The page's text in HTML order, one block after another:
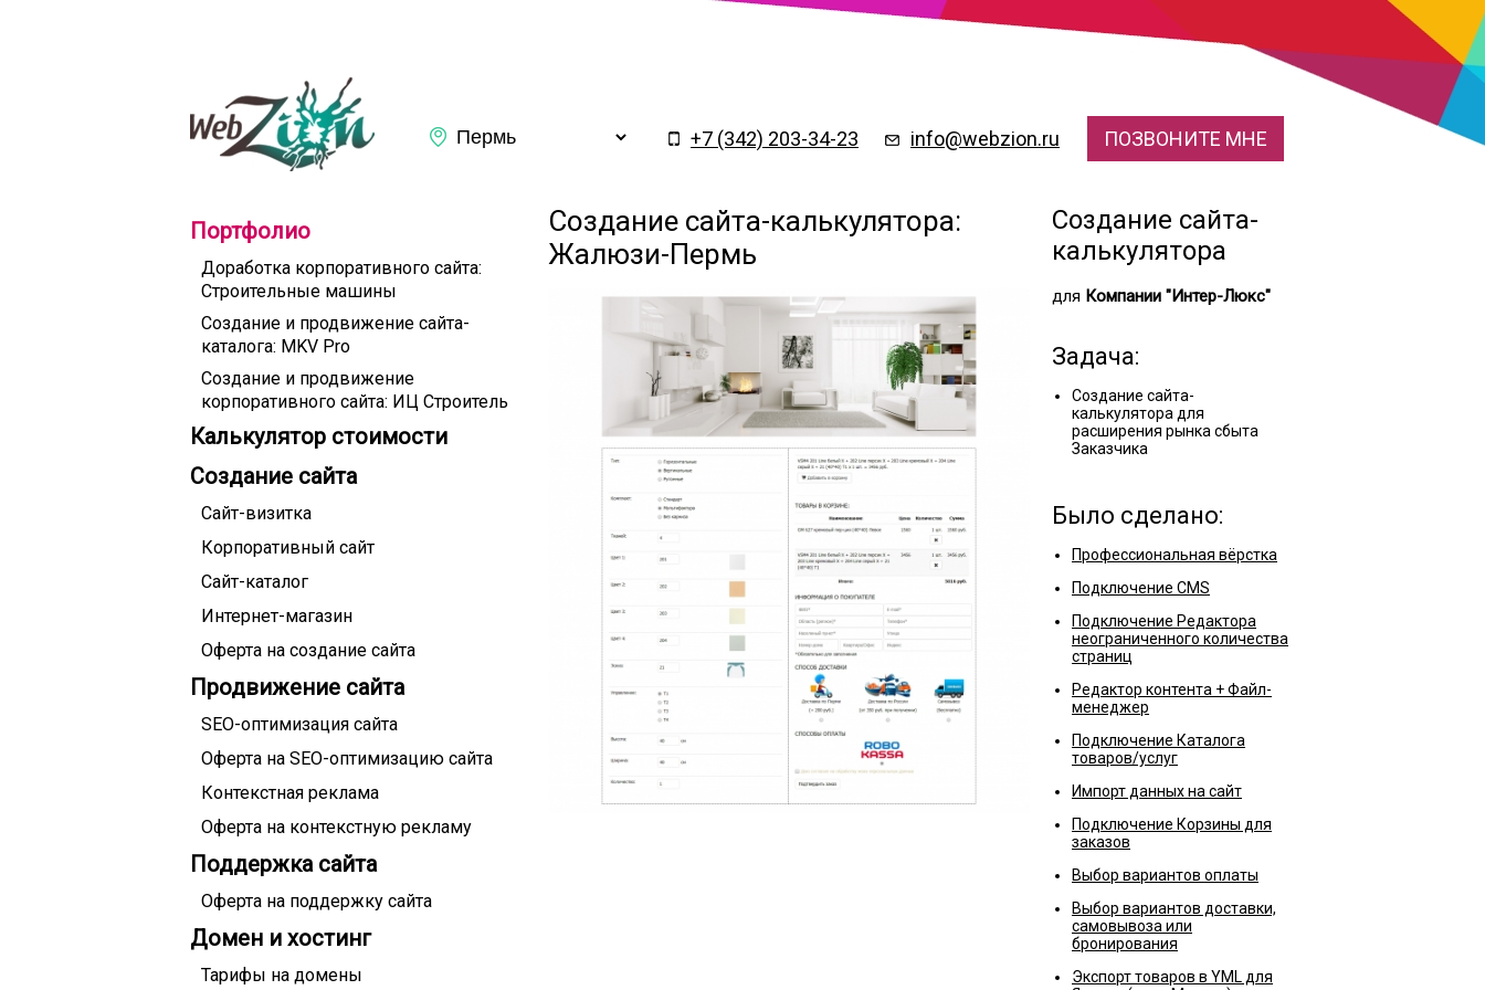
+7 (342) 203-34-23 info@webzion.ru ПОЗВОНИТЕ МНЕ
Портфолио
Доработка корпоративного сайта:
Строительные машины
Создание и продвижение сайта-
каталога: MKV Pro
Создание и продвижение
корпоративного сайта: ИЦ Строитель
Калькулятор стоимости
Создание сайта
Сайт-визитка
Корпоративный сайт
Сайт-каталог
Интернет-магазин
Оферта на создание сайта
Продвижение сайта
SEO-оптимизация сайта
Оферта на SEO-оптимизацию сайта
Контекстная реклама
Оферта на контекстную рекламу
Поддержка сайта
Оферта на поддержку сайта
Домен и хостинг
Тарифы на домены
Создание сайта-калькулятора:
Жалюзи-Пермь
Создание сайта-
калькулятора
для Компании "Интер-Люкс"
Задача:
Создание сайта-
калькулятора для
расширения рынка сбыта
Заказчика
Было сделано:
Профессиональная вёрстка
Подключение CMS
Подключение Редактора
неограниченного количества
страниц
Редактор контента + Файл-
менеджер
Подключение Каталога
товаров/услуг
Импорт данных на сайт
Подключение Корзины для
заказов
Выбор вариантов оплаты
Выбор вариантов доставки,
самовывоза или
бронирования
Экспорт товаров в YML для
ознакомление с
Политикой